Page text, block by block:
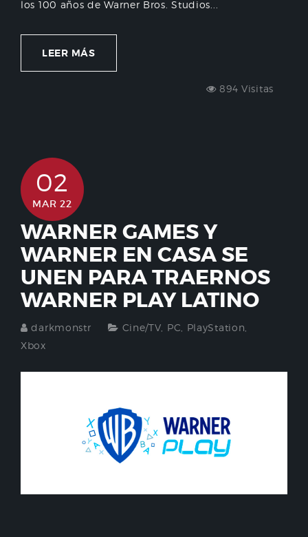
los 100 años de Warner Bros. Studios...
LEER MÁS
894 Visitas
02
MAR 22
WARNER GAMES Y
WARNER EN CASA SE
UNEN PARA TRAERNOS
WARNER PLAY LATINO
darkmonstr Cine/TV PC PlayStation
Xbox